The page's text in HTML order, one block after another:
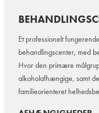
Et professionelt
behandlingscenter, med
Hvor den primære
alkoholafhængige, samt
familieorienteret